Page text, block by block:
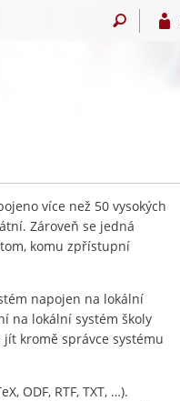
více než 50 vysokých
Zároveň se jedná
komu zpřístupní
napojen na lokální
na lokální systém školy
kromě správce systému
ODF, RTF, TXT, …).